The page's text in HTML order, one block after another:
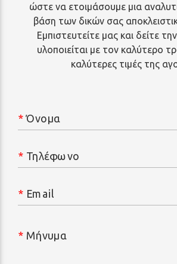
ώστε να ετοιμάσουμε μια
βάση των δικών σας
Εμπιστευτείτε μας και δείτε
υλοποιείται με τον καλύτερο
καλύτερες τιμές της
* Όνομα
* Τηλέφωνο
* Email
* Μήνυμα